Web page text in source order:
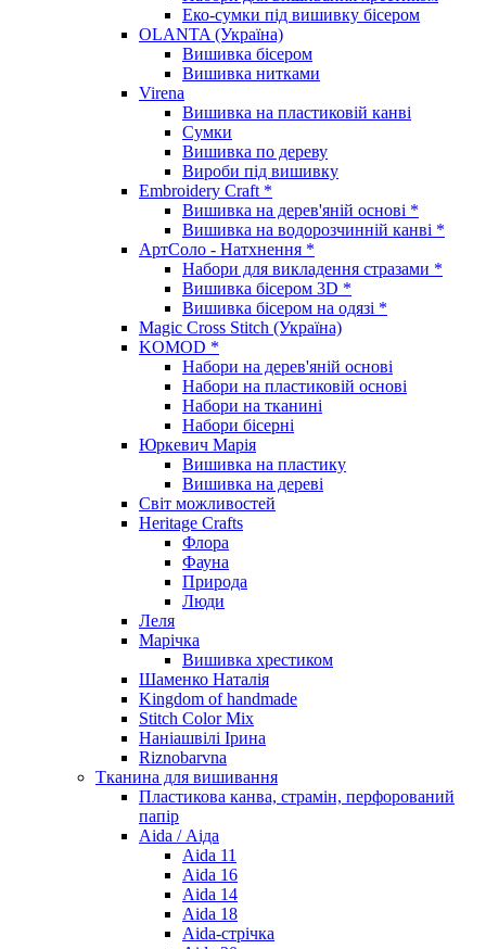
Еко-сумки під вишивку бісером
OLANTA (Україна)
Вишивка бісером
Вишивка нитками
Virena
Вишивка на пластиковій канві
Сумки
Вишивка по дереву
Вироби під вишивку
Embroidery Craft *
Вишивка на дерев'яній основі *
Вишивка на водорозчинній канві *
АртСоло - Натхнення *
Набори для викладення стразами *
Вишивка бісером 3D *
Вишивка бісером на одязі *
Magic Cross Stitch (Україна)
KOMOD *
Набори на дерев'яній основі
Набори на пластиковій основі
Набори на тканині
Набори бісерні
Юркевич Марія
Вишивка на пластику
Вишивка на дереві
Світ можливостей
Heritage Crafts
Флора
Фауна
Природа
Люди
Леля
Марічка
Вишивка хрестиком
Шаменко Наталія
Kingdom of handmade
Stitch Color Mix
Наніашвілі Ірина
Riznobarvna
Тканина для вишивання
Пластикова канва, страмін, перфорований
папір
Aida / Аіда
Aida 11
Aida 16
Aida 14
Aida 18
Aida-стрічка